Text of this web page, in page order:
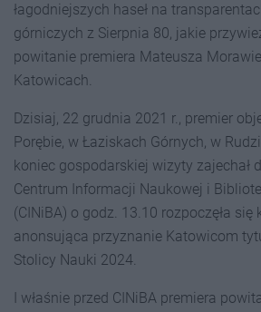
łagodniejszych haseł na
górniczych z Sierpnia 80, jakie
powitanie premiera Mateusza
Katowicach.
Dzisiaj, 22 grudnia 2021 r., premier
Porębie, w Łaziskach Górnych, w
koniec gospodarskiej wizyty zajechał
Centrum Informacji Naukowej i
(CINiBA) o godz. 13.10 rozpoczęła
anonsująca przyznanie Katowicom
Stolicy Nauki 2024.
I właśnie przed CINiBA premiera